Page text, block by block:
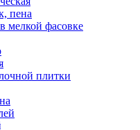
пена
мелкой фасовке
плитки